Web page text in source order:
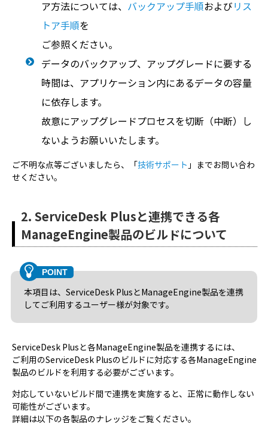
ア方法については、 バックアップ手順およびリス
トア手順を
ご参照ください。
データのバックアップ、アップグレードに要する
時間は、アプリケーション内にあるデータの容量
に依存します。
故意にアップグレードプロセスを切断（中断）し
ないようお願いいたします。
ご不明な点等ございましたら、「技術サポート 」までお問い合わ
せください。
2. ServiceDesk Plusと連携できる各
ManageEngine製品のビルドについて
本項目は、ServiceDesk PlusとManageEngine製品を連携
してご利用するユーザー様が対象です。
ServiceDesk Plusと各ManageEngine製品を連携するには、
ご利用のServiceDesk Plusのビルドに対応する各ManageEngine
製品のビルドを利用する必要がございます。
対応していないビルド間で連携を実施すると、正常に動作しない
可能性がございます。
詳細は以下の各製品のナレッジをご覧ください。